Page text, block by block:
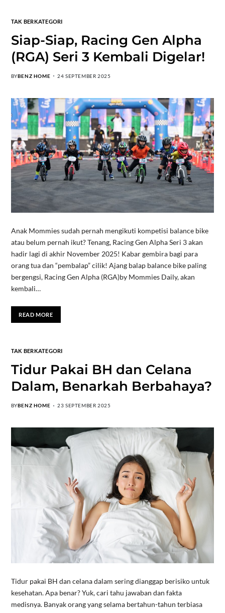
TAK BERKATEGORI
Siap-Siap, Racing Gen Alpha
(RGA) Seri 3 Kembali Digelar!
BYBENZ HOME 24 SEPTEMBER 2025
Anak Mommies sudah pernah mengikuti kompetisi balance bike
atau belum pernah ikut? Tenang, Racing Gen Alpha Seri 3 akan
hadir lagi di akhir November 2025! Kabar gembira bagi para
orang tua dan “pembalap” cilik! Ajang balap balance bike paling
bergengsi, Racing Gen Alpha (RGA)by Mommies Daily, akan
kembali…
READ MORE
TAK BERKATEGORI
Tidur Pakai BH dan Celana
Dalam, Benarkah Berbahaya?
BYBENZ HOME 23 SEPTEMBER 2025
Tidur pakai BH dan celana dalam sering dianggap berisiko untuk
kesehatan. Apa benar? Yuk, cari tahu jawaban dan fakta
medisnya. Banyak orang yang selama bertahun-tahun terbiasa